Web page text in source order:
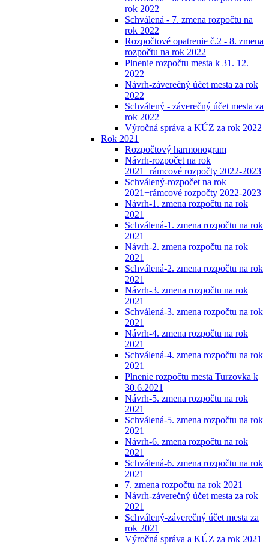
rok 2022
Schválená - 7. zmena rozpočtu na
rok 2022
Rozpočtové opatrenie č.2 - 8. zmena
rozpočtu na rok 2022
Plnenie rozpočtu mesta k 31. 12.
2022
Návrh-záverečný účet mesta za rok
2022
Schválený - záverečný účet mesta za
rok 2022
Výročná správa a KÚZ za rok 2022
Rok 2021
Rozpočtový harmonogram
Návrh-rozpočet na rok
2021+rámcové rozpočty 2022-2023
Schválený-rozpočet na rok
2021+rámcové rozpočty 2022-2023
Návrh-1. zmena rozpočtu na rok
2021
Schválená-1. zmena rozpočtu na rok
2021
Návrh-2. zmena rozpočtu na rok
2021
Schválená-2. zmena rozpočtu na rok
2021
Návrh-3. zmena rozpočtu na rok
2021
Schválená-3. zmena rozpočtu na rok
2021
Návrh-4. zmena rozpočtu na rok
2021
Schválená-4. zmena rozpočtu na rok
2021
Plnenie rozpočtu mesta Turzovka k
30.6.2021
Návrh-5. zmena rozpočtu na rok
2021
Schválená-5. zmena rozpočtu na rok
2021
Návrh-6. zmena rozpočtu na rok
2021
Schválená-6. zmena rozpočtu na rok
2021
7. zmena rozpočtu na rok 2021
Návrh-záverečný účet mesta za rok
2021
Schválený-záverečný účet mesta za
rok 2021
Výročná správa a KÚZ za rok 2021